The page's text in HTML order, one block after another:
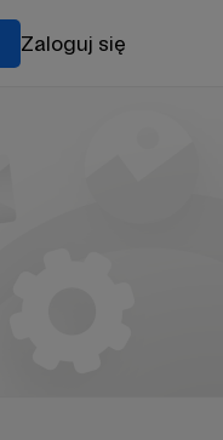
Zaloguj się